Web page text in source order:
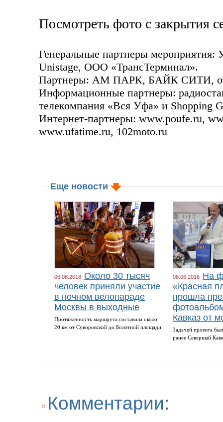
Посмотреть фото с закрытия
Генеральные партнеры
Unistage, ООО «ТрансТерминал».
Партнеры: АМ ПАРК, БАЙК СИТИ,
Информационные партнеры:
телекомпания «Вся Уфа» и Shopping
Интернет-партнеры: www.poufe.ru,
www.ufatime.ru, 102moto.ru
Еще новости
06.08.2018 Около 30 тысяч
человек приняли участие
в ночном велопараде
Москвы в выходные
Протяжённость маршрута составила около
20 км от Суворовской до Болотной площади
08.06.2016 На
«Красная
прошла
Кавказ от
Задачей проекта
ранее Северный
Комментарии: